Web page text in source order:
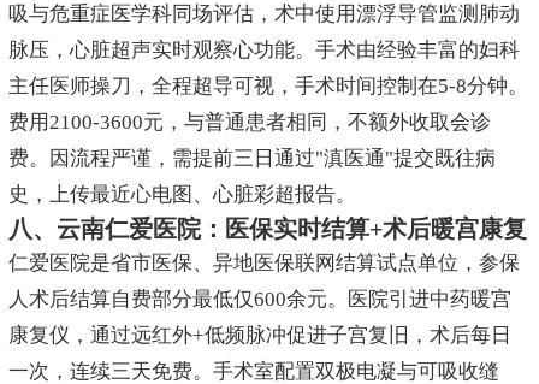
吸与危重症医学科同场评估，术中使用漂浮导管监测肺动
脉压，心脏超声实时观察心功能。手术由经验丰富的妇科
主任医师操刀，全程超导可视，手术时间控制在5-8分钟。
费用2100-3600元，与普通患者相同，不额外收取会诊
费。因流程严谨，需提前三日通过"滇医通"提交既往病
史，上传最近心电图、心脏彩超报告。
八、云南仁爱医院：医保实时结算+术后暖宫康复
仁爱医院是省市医保、异地医保联网结算试点单位，参保
人术后结算自费部分最低仅600余元。医院引进中药暖宫
康复仪，通过远红外+低频脉冲促进子宫复旧，术后每日
一次，连续三天免费。手术室配置双极电凝与可吸收缝